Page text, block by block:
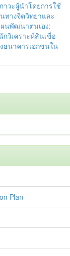
วะผู้นำโดยการใช้
ทางจิตวิทยาและ
นพัฒนาตนเอง:
วิเคราะห์สินเชื่อ
ธนาคารเอกชนใน
Plan